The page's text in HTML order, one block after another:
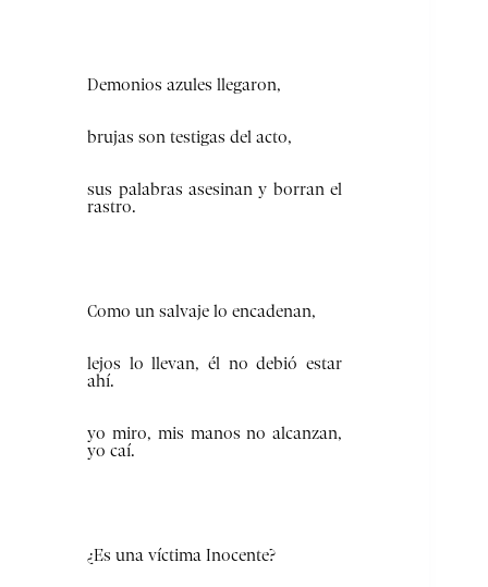
Demonios azules llegaron,
brujas son testigas del acto,
sus palabras asesinan y borran el
rastro.
Como un salvaje lo encadenan,
lejos lo llevan, él no debió estar
ahí.
yo miro, mis manos no alcanzan,
yo caí.
¿Es una víctima Inocente?